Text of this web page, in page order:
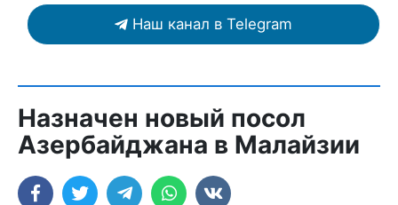
Наш канал в Telegram
Назначен новый посол
Азербайджана в Малайзии